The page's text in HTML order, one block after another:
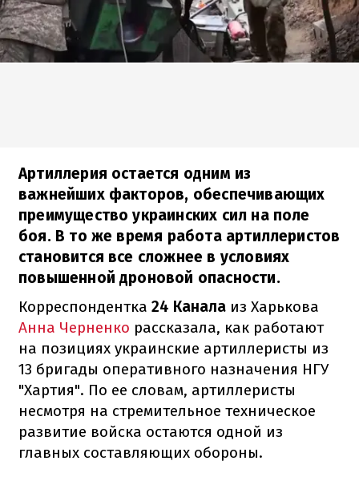
Артиллерия остается одним из
важнейших факторов, обеспечивающих
преимущество украинских сил на поле
боя. В то же время работа артиллеристов
становится все сложнее в условиях
повышенной дроновой опасности.
Корреспондентка 24 Канала из Харькова
Анна Черненко рассказала, как работают
на позициях украинские артиллеристы из
13 бригады оперативного назначения НГУ
"Хартия". По ее словам, артиллеристы
несмотря на стремительное техническое
развитие войска остаются одной из
главных составляющих обороны.